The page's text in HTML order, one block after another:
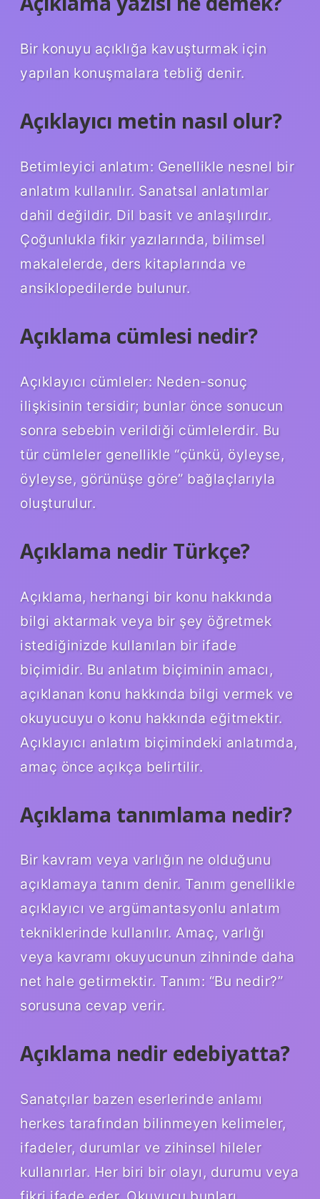
Bir konuyu açıklığa kavuşturmak için
yapılan konuşmalara tebliğ denir.
Açıklayıcı metin nasıl olur?
Betimleyici anlatım: Genellikle nesnel bir
anlatım kullanılır. Sanatsal anlatımlar
dahil değildir. Dil basit ve anlaşılırdır.
Çoğunlukla fikir yazılarında, bilimsel
makalelerde, ders kitaplarında ve
ansiklopedilerde bulunur.
Açıklama cümlesi nedir?
Açıklayıcı cümleler: Neden-sonuç
ilişkisinin tersidir; bunlar önce sonucun
sonra sebebin verildiği cümlelerdir. Bu
tür cümleler genellikle “çünkü, öyleyse,
öyleyse, görünüşe göre” bağlaçlarıyla
oluşturulur.
Açıklama nedir Türkçe?
Açıklama, herhangi bir konu hakkında
bilgi aktarmak veya bir şey öğretmek
istediğinizde kullanılan bir ifade
biçimidir. Bu anlatım biçiminin amacı,
açıklanan konu hakkında bilgi vermek ve
okuyucuyu o konu hakkında eğitmektir.
Açıklayıcı anlatım biçimindeki anlatımda,
amaç önce açıkça belirtilir.
Açıklama tanımlama nedir?
Bir kavram veya varlığın ne olduğunu
açıklamaya tanım denir. Tanım genellikle
açıklayıcı ve argümantasyonlu anlatım
tekniklerinde kullanılır. Amaç, varlığı
veya kavramı okuyucunun zihninde daha
net hale getirmektir. Tanım: “Bu nedir?”
sorusuna cevap verir.
Açıklama nedir edebiyatta?
Sanatçılar bazen eserlerinde anlamı
herkes tarafından bilinmeyen kelimeler,
ifadeler, durumlar ve zihinsel hileler
kullanırlar. Her biri bir olayı, durumu veya